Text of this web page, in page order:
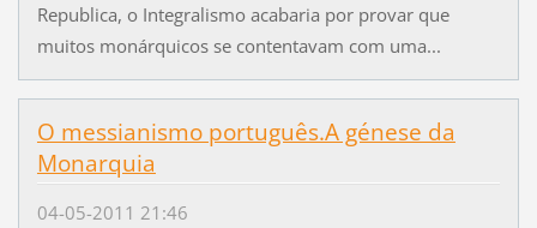
Republica, o Integralismo acabaria por provar que
muitos monárquicos se contentavam com uma...
O messianismo português.A génese da
Monarquia
04-05-2011 21:46